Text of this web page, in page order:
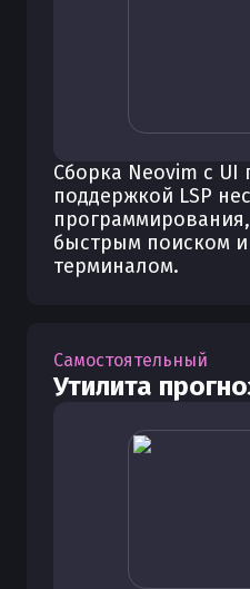
Сборка Neovim с UI
поддержкой LSP
быстрым поиском
терминалом.
Самостоятельный
Утилита